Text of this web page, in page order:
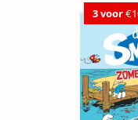
3 voor